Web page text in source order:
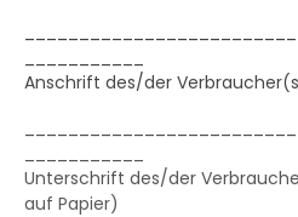
Anschrift des/der
Unterschrift des/der
auf Papier)